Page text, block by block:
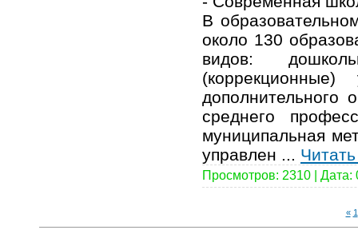
В
около 130
видов:
(коррекционные)
дополнительного
среднего
муниципальная
управлен ...
Просмотров: 2310 | Дата:
« 1